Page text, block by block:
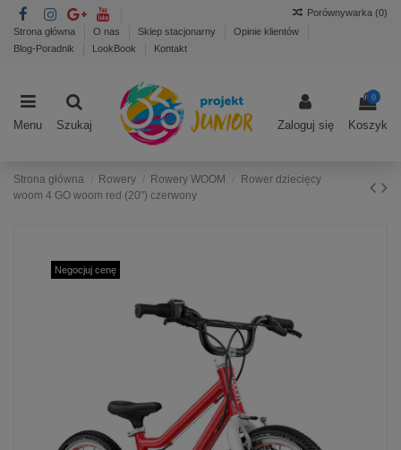
Strona główna O nas Sklep stacjonarny
Opinie klientów
Blog-Poradnik
LookBook Kontakt
Porównywarka (0)
Menu Szukaj Zaloguj się
0
Koszyk
Strona główna Rowery Rowery WOOM
Rower dziecięcy
woom 4 GO woom red (20") czerwony
Negocjuj cenę